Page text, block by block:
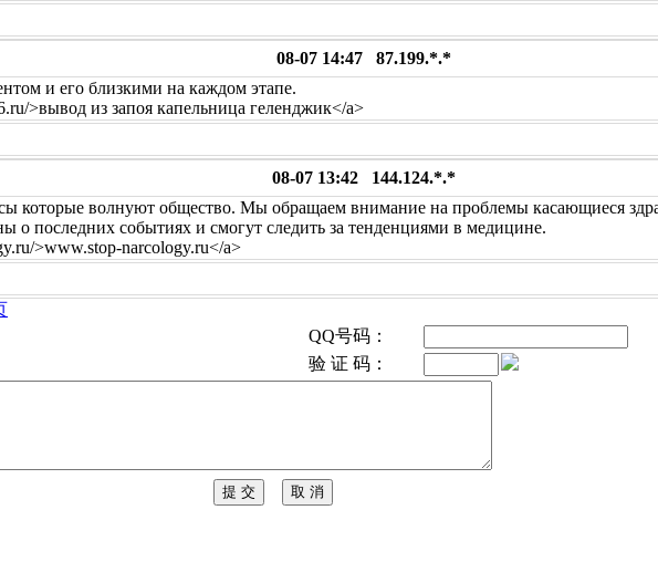
08-07 14:47 87.199.*.*
и его близкими на каждом этапе.
>вывод из запоя капельница геленджик</a>
08-07 13:42 144.124.*.*
которые волнуют общество. Мы обращаем внимание на проблемы касающиеся
о последних событиях и смогут следить за тенденциями в медицине.
>www.stop-narcology.ru</a>
QQ号码：
验 证 码：